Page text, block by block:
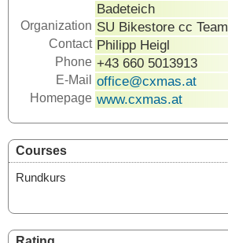
Badeteich
Organization SU Bikestore cc Team
Contact Philipp Heigl
Phone +43 660 5013913
E-Mail office@cxmas.at
Homepage www.cxmas.at
Courses
Rundkurs